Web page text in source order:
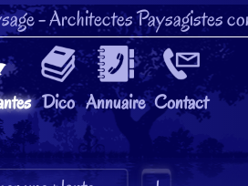
- Architectes Paysagistes
Dico Annuaire Contact